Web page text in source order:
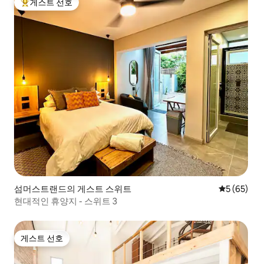
상위 게스트 선호
게스트 선호
섬머스트랜드의 게스트 스위트 평점 5점(5
5 (65)
현대적인 휴양지 - 스위트 3
게스트 선호
게스트 선호